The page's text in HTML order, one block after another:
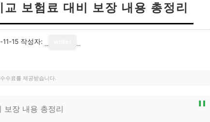
보험료 대비 보장 내용 총정리
15 작성자:
수료를 제공받습니다.
보장 내용 총정리